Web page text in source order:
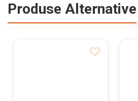
Produse Alternative